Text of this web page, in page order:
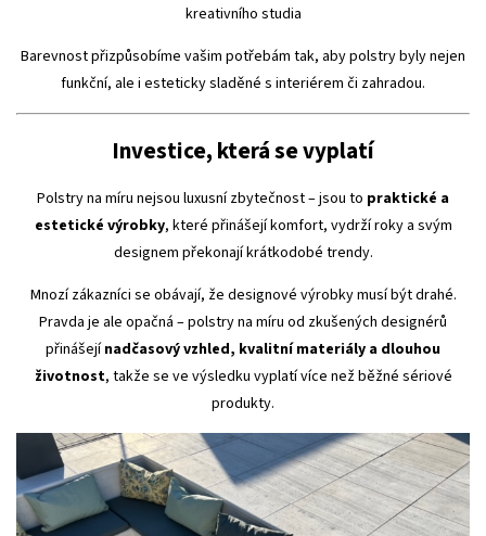
kreativního studia
Barevnost přizpůsobíme vašim potřebám tak, aby polstry byly nejen
funkční, ale i esteticky sladěné s interiérem či zahradou.
Investice, která se vyplatí
Polstry na míru nejsou luxusní zbytečnost – jsou to praktické a
estetické výrobky, které přinášejí komfort, vydrží roky a svým
designem překonají krátkodobé trendy.
Mnozí zákazníci se obávají, že designové výrobky musí být drahé.
Pravda je ale opačná – polstry na míru od zkušených designérů
přinášejínadčasový vzhled, kvalitní materiály a dlouhou
životnost, takže se ve výsledku vyplatí více než běžné sériové
produkty.